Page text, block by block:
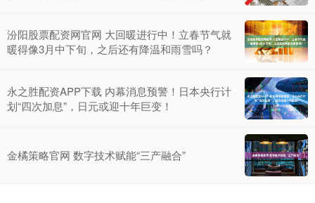
汾阳股票配资网官网 大回暖进行中！立春节气就
暖得像3月中下旬，之后还有降温和雨雪吗？
永之胜配资APP下载 内幕消息预警！日本央行计
划“四次加息”，日元或迎十年巨变！
金橘策略官网 数字技术赋能“三产融合”